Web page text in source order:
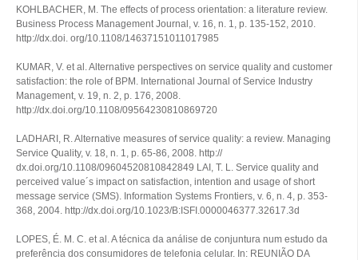
KOHLBACHER, M. The effects of process orientation: a literature review.
Business Process Management Journal, v. 16, n. 1, p. 135-152, 2010.
http://dx.doi. org/10.1108/14637151011017985
KUMAR, V. et al. Alternative perspectives on service quality and customer
satisfaction: the role of BPM. International Journal of Service Industry
Management, v. 19, n. 2, p. 176, 2008.
http://dx.doi.org/10.1108/09564230810869720
LADHARI, R. Alternative measures of service quality: a review. Managing
Service Quality, v. 18, n. 1, p. 65-86, 2008. http://
dx.doi.org/10.1108/09604520810842849 LAI, T. L. Service quality and
perceived value´s impact on satisfaction, intention and usage of short
message service (SMS). Information Systems Frontiers, v. 6, n. 4, p. 353-
368, 2004. http://dx.doi.org/10.1023/B:ISFI.0000046377.32617.3d
LOPES, É. M. C. et al. A técnica da análise de conjuntura num estudo da
preferência dos consumidores de telefonia celular. In: REUNIÃO DA